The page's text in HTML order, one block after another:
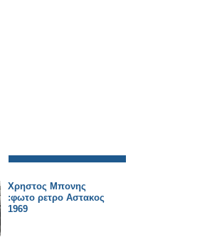
Χρηστος Μπονης
:φωτο ρετρο Αστακος
1969